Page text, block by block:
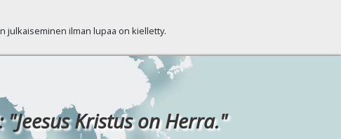
julkaiseminen ilman lupaa on kielletty.
Kristus on Herra."